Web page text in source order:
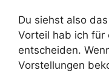
Du siehst also
Vorteil hab ich für
entscheiden.
Vorstellungen